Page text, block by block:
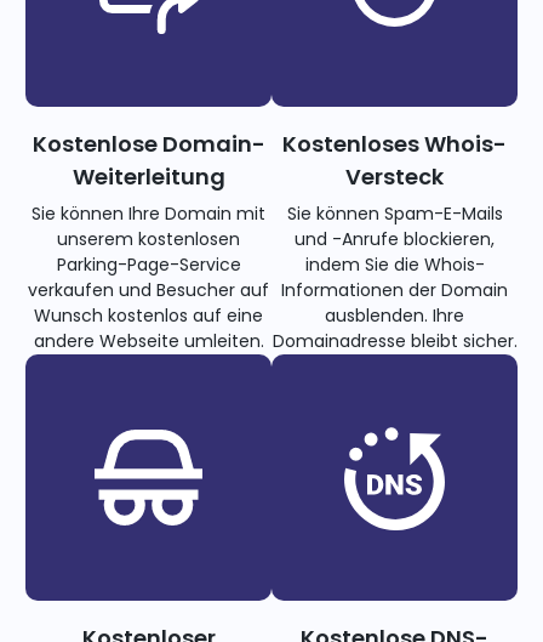
Kostenlose Domain-
Weiterleitung
Sie können Ihre Domain mit
unserem kostenlosen
Parking-Page-Service
verkaufen und Besucher auf
Wunsch kostenlos auf eine
andere Webseite umleiten.
Kostenloses Whois-
Versteck
Sie können Spam-E-Mails
und -Anrufe blockieren,
indem Sie die Whois-
Informationen der Domain
ausblenden. Ihre
Domainadresse bleibt sicher.